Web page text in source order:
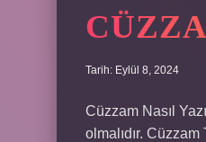
Tarih: Eylül 8, 2024
Cüzzam Nasıl
olmalıdır.